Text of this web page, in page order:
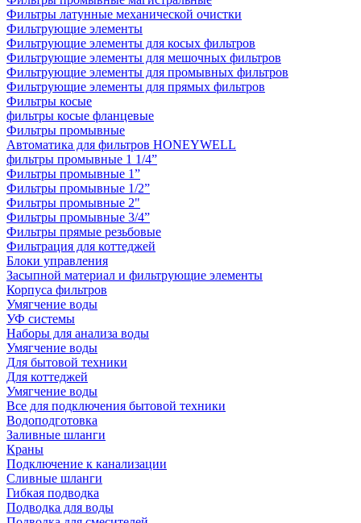
Фильтры латунные механической очистки
Фильтрующие элементы
Фильтрующие элементы для косых фильтров
Фильтрующие элементы для мешочных фильтров
Фильтрующие элементы для промывных фильтров
Фильтрующие элементы для прямых фильтров
Фильтры косые
фильтры косые фланцевые
Фильтры промывные
Автоматика для фильтров HONEYWELL
фильтры промывные 1 1/4”
Фильтры промывные 1”
Фильтры промывные 1/2”
Фильтры промывные 2"
Фильтры промывные 3/4”
Фильтры прямые резьбовые
Фильтрация для коттеджей
Блоки управления
Засыпной материал и фильтрующие элементы
Корпуса фильтров
Умягчение воды
УФ системы
Наборы для анализа воды
Умягчение воды
Для бытовой техники
Для коттеджей
Умягчение воды
Все для подключения бытовой техники
Водоподготовка
Заливные шланги
Краны
Подключение к канализации
Сливные шланги
Гибкая подводка
Подводка для воды